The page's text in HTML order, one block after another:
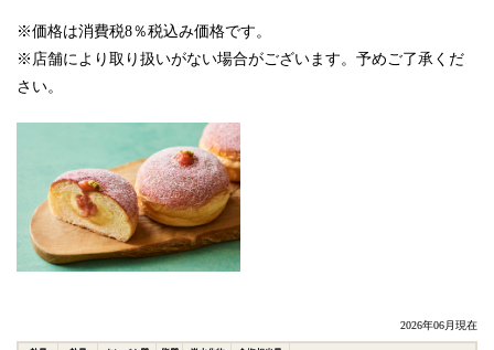
※価格は消費税8％税込み価格です。
※店舗により取り扱いがない場合がございます。予めご了承くだ
さい。
2026年06月現在